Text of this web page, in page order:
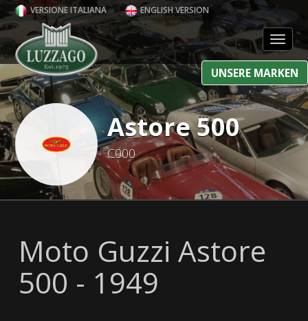
VERSIONE ITALIANA ENGLISH VERSION
UNSERE MARKEN
Astore 500
C000
Moto Guzzi Astore
500 - 1949